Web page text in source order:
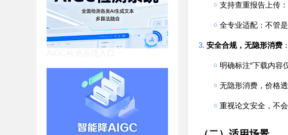
￮ 支持查重报告上传
￮ 全专业适配：不管
3. 安全合规，无隐形消费 ：
￮ 明确标注“下载内容
￮ 无隐形消费，价格
￮ 重视论文安全，不